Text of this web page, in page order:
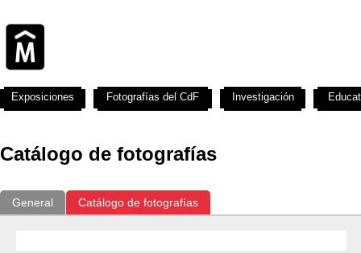
Catálogo de fotografías
General Catálogo de fotografías
Exposiciones Fotografías del CdF Investigación